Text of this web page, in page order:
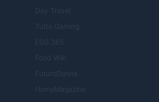
Day Travel
Tutto Gaming
ESG 365
Food Wiki
FuturoDonna
HomeMagazine